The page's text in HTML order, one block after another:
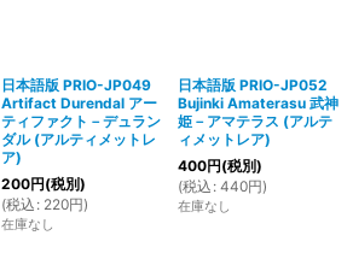
日本語版 PRIO-JP049
Artifact Durendal アー
ティファクト－デュラン
ダル (アルティメットレ
ア)
200円(税別)
(税込 : 220円)
在庫なし
日本語版 PRIO-JP052
Bujinki Amaterasu 武神
姫－アマテラス (アルテ
ィメットレア)
400円(税別)
(税込 : 440円)
在庫なし